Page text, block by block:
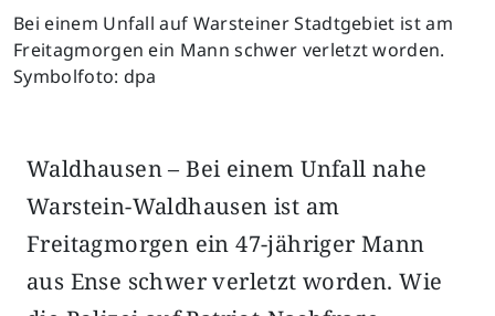
Bei einem Unfall auf Warsteiner Stadtgebiet ist am
Freitagmorgen ein Mann schwer verletzt worden.
Symbolfoto: dpa
Waldhausen – Bei einem Unfall nahe
Warstein-Waldhausen ist am
Freitagmorgen ein 47-jähriger Mann
aus Ense schwer verletzt worden. Wie